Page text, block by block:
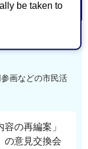
be taken to
画などの市民活
の再編案」
の意見交換会